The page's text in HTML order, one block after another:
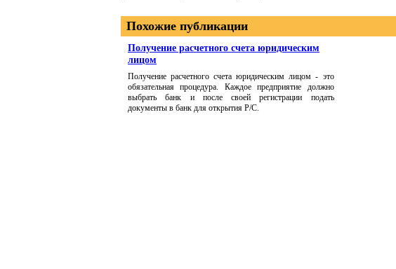
Похожие публикации
Получение расчетного счета юридическим
лицом
Получение расчетного счета юридическим лицом - это
обязательная процедура. Каждое предприятие должно
выбрать банк и после своей регистрации подать
документы в банк для открытия Р/С.